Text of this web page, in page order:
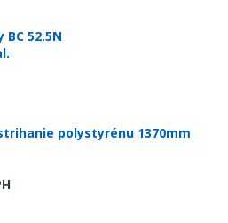
52.5N
polystyrénu 1370mm